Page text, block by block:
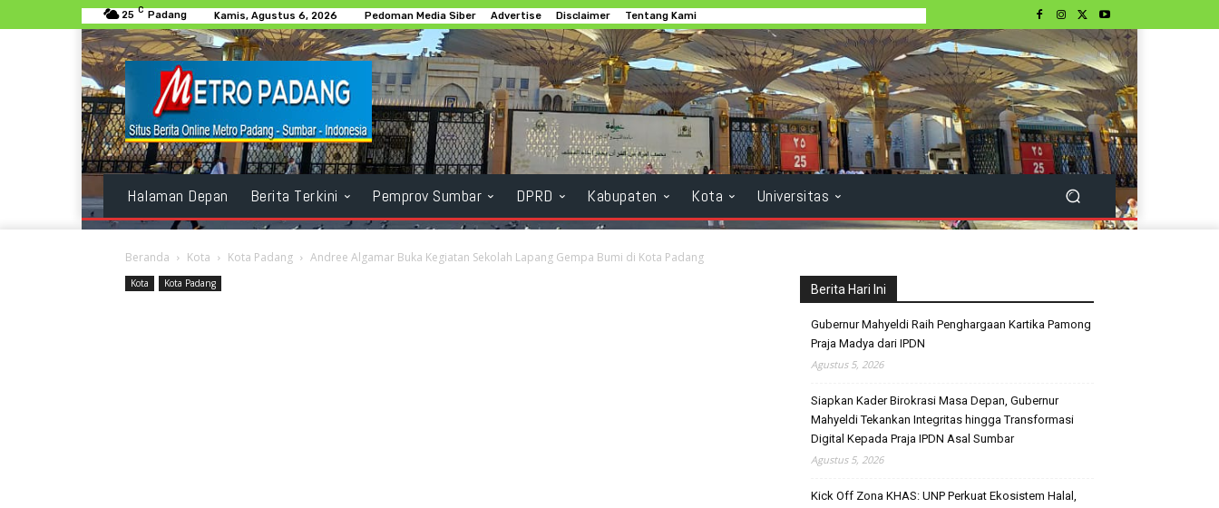
25 C Padang Kamis, Agustus 6, 2026 Pedoman Media Siber Advertise Disclaimer Tentang Kami
Halaman Depan Berita Terkini Pemprov Sumbar DPRD Kabupaten Kota Universitas
Beranda Kota Kota Padang Andree Algamar Buka Kegiatan Sekolah Lapang Gempa Bumi di Kota Padang
Kota Kota Padang Berita Hari Ini
Gubernur Mahyeldi Raih Penghargaan Kartika Pamong
Praja Madya dari IPDN
Agustus 5, 2026
Siapkan Kader Birokrasi Masa Depan, Gubernur
Mahyeldi Tekankan Integritas hingga Transformasi
Digital Kepada Praja IPDN Asal Sumbar
Agustus 5, 2026
Kick Off Zona KHAS: UNP Perkuat Ekosistem Halal,